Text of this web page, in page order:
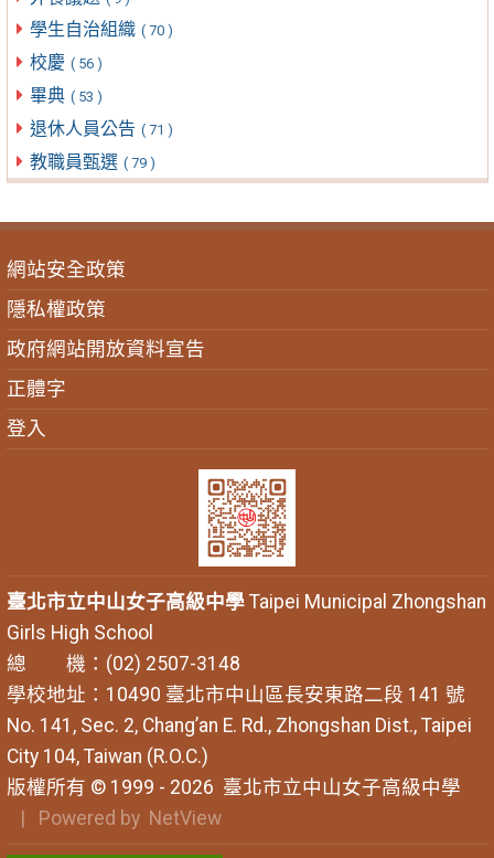
學生自治組織 ( 70 )
校慶 ( 56 )
畢典 ( 53 )
退休人員公告 ( 71 )
教職員甄選 ( 79 )
網站安全政策
隱私權政策
政府網站開放資料宣告
正體字
登入
臺北市立中山女子高級中學Taipei Municipal Zhongshan
Girls High School
總 機：(02) 2507-3148
學校地址：10490 臺北市中山區長安東路二段 141 號
No. 141, Sec. 2, Chang’an E. Rd., Zhongshan Dist., Taipei
City 104, Taiwan (R.O.C.)
版權所有 © 1999 - 2026 臺北市立中山女子高級中學
| Powered by NetView